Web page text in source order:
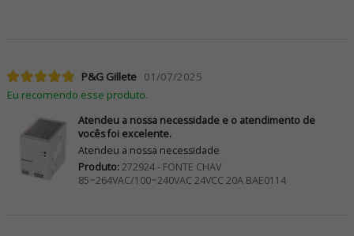
P&G Gillete 01/07/2025
Eu recomendo esse produto.
Atendeu a nossa necessidade e o atendimento de
vocês foi excelente.
Atendeu a nossa necessidade
Produto:272924 - FONTE CHAV
85~264VAC/100~240VAC 24VCC 20A BAE0114